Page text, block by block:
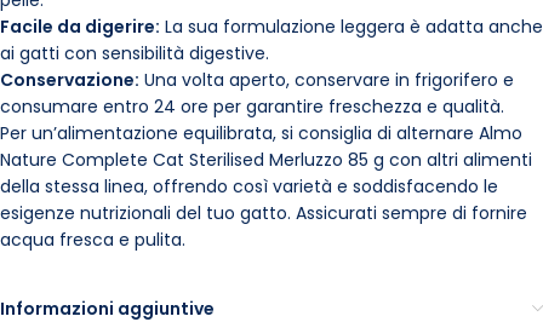
Facile da digerire: La sua formulazione leggera è adatta anche
ai gatti con sensibilità digestive.
Conservazione: Una volta aperto, conservare in frigorifero e
consumare entro 24 ore per garantire freschezza e qualità.
Per un’alimentazione equilibrata, si consiglia di alternare Almo
Nature Complete Cat Sterilised Merluzzo 85 g con altri alimenti
della stessa linea, offrendo così varietà e soddisfacendo le
esigenze nutrizionali del tuo gatto. Assicurati sempre di fornire
acqua fresca e pulita.
Informazioni aggiuntive